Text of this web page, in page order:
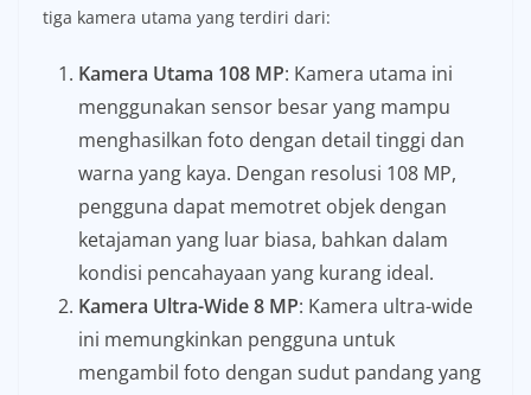
tiga kamera utama yang terdiri dari:
Kamera Utama 108 MP: Kamera utama ini
menggunakan sensor besar yang mampu
menghasilkan foto dengan detail tinggi dan
warna yang kaya. Dengan resolusi 108 MP,
pengguna dapat memotret objek dengan
ketajaman yang luar biasa, bahkan dalam
kondisi pencahayaan yang kurang ideal.
Kamera Ultra-Wide 8 MP: Kamera ultra-wide
ini memungkinkan pengguna untuk
mengambil foto dengan sudut pandang yang